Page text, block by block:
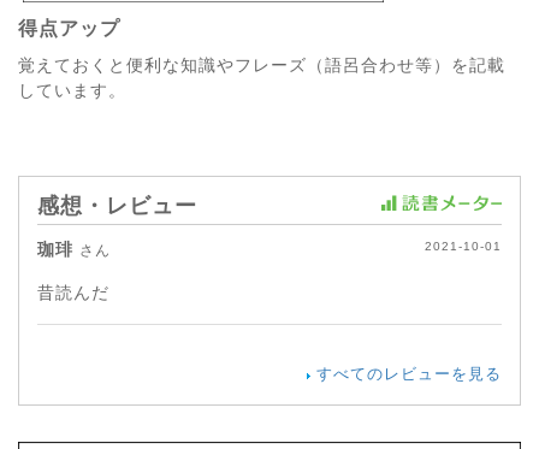
得点アップ
覚えておくと便利な知識やフレーズ（語呂合わせ等）を記載
しています。
感想・レビュー
珈琲 さん 2021-10-01
昔読んだ
すべてのレビューを見る